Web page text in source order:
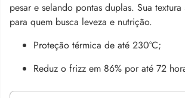
pesar e selando pontas duplas. Sua
para quem busca leveza e nutrição.
Proteção térmica de até 230°C;
Reduz o frizz em 86% por até 72